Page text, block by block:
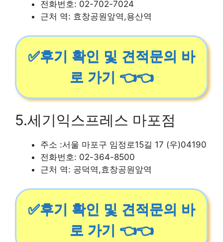
전화번호: 02-702-7024
근처 역: 효창공원앞역,용산역
✅후기 확인 및 견적문의 바
로 가기 👈👈
5.세기익스프레스 마포점
주소 :서울 마포구 임정로15길 17 (우)04190
전화번호: 02-364-8500
근처 역: 공덕역,효창공원앞역
✅후기 확인 및 견적문의 바
로 가기 👈👈